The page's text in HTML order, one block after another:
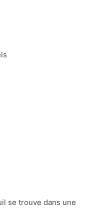
se trouve dans une